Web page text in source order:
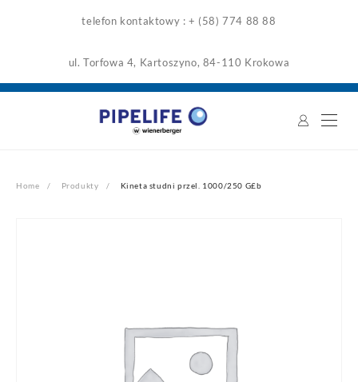
telefon kontaktowy : + (58) 774 88 88
ul. Torfowa 4, Kartoszyno, 84-110 Krokowa
Home Produkty Kineta studni przel. 1000/250 G£b